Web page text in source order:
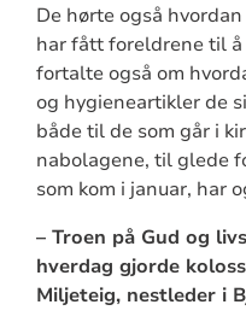
De hørte også
har fått foreldrene til å
fortalte også om
og hygieneartikler de
både til de som går i
nabolagene, til glede
som kom i januar, har
– Troen på Gud og
hverdag gjorde
Miljeteig, nestleder i